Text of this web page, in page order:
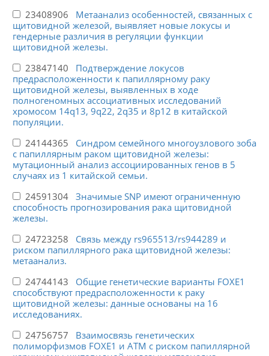
23408906 Метаанализ особенностей, связанных с
щитовидной железой, выявляет новые локусы и
гендерные различия в регуляции функции
щитовидной железы.
23847140 Подтверждение локусов
предрасположенности к папиллярному раку
щитовидной железы, выявленных в ходе
полногеномных ассоциативных исследований
хромосом 14q13, 9q22, 2q35 и 8p12 в китайской
популяции.
24144365 Синдром семейного многоузлового зоба
с папиллярным раком щитовидной железы:
мутационный анализ ассоциированных генов в 5
случаях из 1 китайской семьи.
24591304 Значимые SNP имеют ограниченную
способность прогнозирования рака щитовидной
железы.
24723258 Связь между rs965513/rs944289 и
риском папиллярного рака щитовидной железы:
метаанализ.
24744143 Общие генетические варианты FOXE1
способствуют предрасположенности к раку
щитовидной железы: данные основаны на 16
исследованиях.
24756757 Взаимосвязь генетических
полиморфизмов FOXE1 и ATM с риском папиллярной